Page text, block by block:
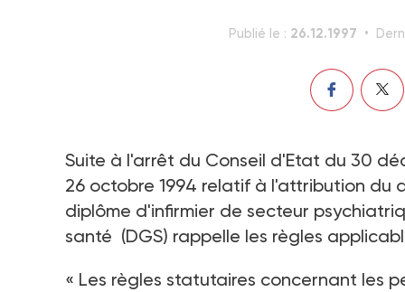
Publié le : 26.12.1997
Suite à l'arrêt du Conseil d'Etat du 30
26 octobre 1994 relatif à l'attribution du
diplôme d'infirmier de secteur
santé (DGS) rappelle les règles
« Les règles statutaires concernant les